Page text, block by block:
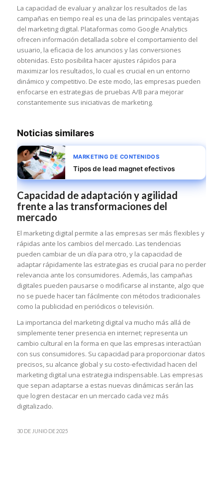
La capacidad de evaluar y analizar los resultados de las
campañas en tiempo real es una de las principales ventajas
del marketing digital. Plataformas como Google Analytics
ofrecen información detallada sobre el comportamiento del
usuario, la eficacia de los anuncios y las conversiones
obtenidas. Esto posibilita hacer ajustes rápidos para
maximizar los resultados, lo cual es crucial en un entorno
dinámico y competitivo. De este modo, las empresas pueden
enfocarse en estrategias de pruebas A/B para mejorar
constantemente sus iniciativas de marketing.
Noticias similares
MARKETING DE CONTENIDOS
Tipos de lead magnet efectivos
Capacidad de adaptación y agilidad
frente a las transformaciones del
mercado
El marketing digital permite a las empresas ser más flexibles y
rápidas ante los cambios del mercado. Las tendencias
pueden cambiar de un día para otro, y la capacidad de
adaptar rápidamente las estrategias es crucial para no perder
relevancia ante los consumidores. Además, las campañas
digitales pueden pausarse o modificarse al instante, algo que
no se puede hacer tan fácilmente con métodos tradicionales
como la publicidad en periódicos o televisión.
La importancia del marketing digital va mucho más allá de
simplemente tener presencia en internet; representa un
cambio cultural en la forma en que las empresas interactúan
con sus consumidores. Su capacidad para proporcionar datos
precisos, su alcance global y su costo-efectividad hacen del
marketing digital una estrategia indispensable. Las empresas
que sepan adaptarse a estas nuevas dinámicas serán las
que logren destacar en un mercado cada vez más
digitalizado.
30 DE JUNIO DE 2025